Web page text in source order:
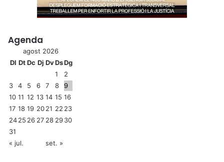
Agenda
agost 2026
Dl DtDc Dj DvDsDg
1
2
3
4 5 6 7 8
9
10 11 12 13 14 15 16
17 18 19 2021 22 23
2425 26 27 28 2930
31
« jul.
set. »